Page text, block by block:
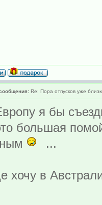
Re: Пора отпусков уже
я бы
большая
...
хочу в